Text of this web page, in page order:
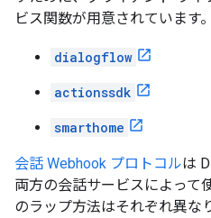
ビス関数が用意されています。
dialogflow
actionssdk
smarthome
会話 Webhook プロトコルは
両方の会話サービスによって
のラップ方法はそれぞれ異な